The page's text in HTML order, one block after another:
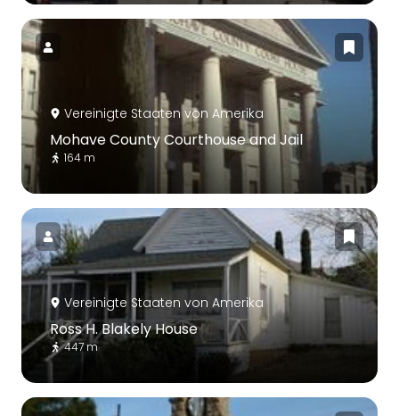
Vereinigte Staaten von Amerika
Mohave County Courthouse and Jail
164 m
Vereinigte Staaten von Amerika
Ross H. Blakely House
447 m